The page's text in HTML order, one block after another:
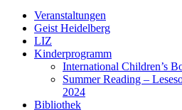
Veranstaltungen
Geist Heidelberg
LIZ
Kinderprogramm
International Children’s
Summer Reading –
2024
Bibliothek